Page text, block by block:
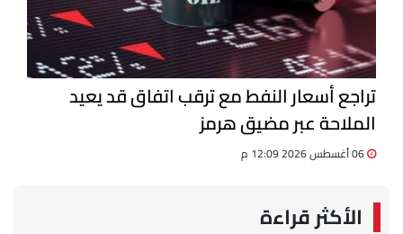
تراجع أسعار النفط مع ترقب اتفاق قد يعيد
الملاحة عبر مضيق هرمز
الأكثر قراءة